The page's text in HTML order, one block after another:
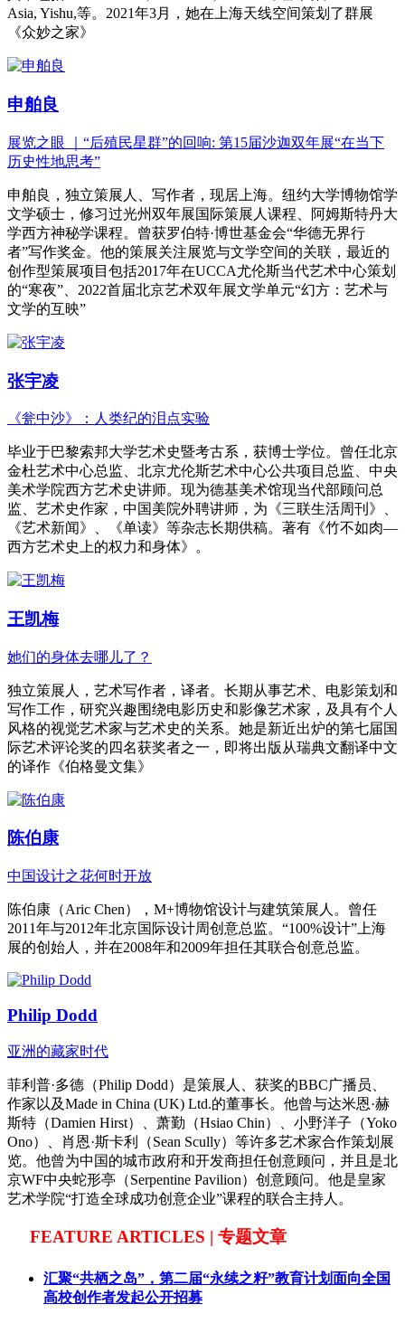
Asia, Yishu,等。2021年3月，她在上海天线空间策划了群展
《众妙之家》
申舶良
展览之眼 ｜“后殖民星群”的回响: 第15届沙迦双年展“在当下
历史性地思考”
申舶良，独立策展人、写作者，现居上海。纽约大学博物馆学
文学硕士，修习过光州双年展国际策展人课程、阿姆斯特丹大
学西方神秘学课程。曾获罗伯特·博世基金会“华德无界行
者”写作奖金。他的策展关注展览与文学空间的关联，最近的
创作型策展项目包括2017年在UCCA尤伦斯当代艺术中心策划
的“寒夜”、2022首届北京艺术双年展文学单元“幻方：艺术与
文学的互映”
张宇凌
《瓮中沙》：人类纪的泪点实验
毕业于巴黎索邦大学艺术史暨考古系，获博士学位。曾任北京
金杜艺术中心总监、北京尤伦斯艺术中心公共项目总监、中央
美术学院西方艺术史讲师。现为德基美术馆现当代部顾问总
监、艺术史作家，中国美院外聘讲师，为《三联生活周刊》、
《艺术新闻》、《单读》等杂志长期供稿。著有《竹不如肉—
西方艺术史上的权力和身体》。
王凯梅
她们的身体去哪儿了？
独立策展人，艺术写作者，译者。长期从事艺术、电影策划和
写作工作，研究兴趣围绕电影历史和影像艺术家，及具有个人
风格的视觉艺术家与艺术史的关系。她是新近出炉的第七届国
际艺术评论奖的四名获奖者之一，即将出版从瑞典文翻译中文
的译作《伯格曼文集》
陈伯康
中国设计之花何时开放
陈伯康（Aric Chen），M+博物馆设计与建筑策展人。曾任
2011年与2012年北京国际设计周创意总监。“100%设计”上海
展的创始人，并在2008年和2009年担任其联合创意总监。
Philip Dodd
亚洲的藏家时代
菲利普·多德（Philip Dodd）是策展人、获奖的BBC广播员、
作家以及Made in China (UK) Ltd.的董事长。他曾与达米恩·赫
斯特（Damien Hirst）、萧勤（Hsiao Chin）、小野洋子（Yoko
Ono）、肖恩·斯卡利（Sean Scully）等许多艺术家合作策划展
览。他曾为中国的城市政府和开发商担任创意顾问，并且是北
京WF中央蛇形亭（Serpentine Pavilion）创意顾问。他是皇家
艺术学院“打造全球成功创意企业”课程的联合主持人。
FEATURE ARTICLES | 专题文章
汇聚“共栖之岛”，第二届“永续之籽”教育计划面向全国
高校创作者发起公开招募